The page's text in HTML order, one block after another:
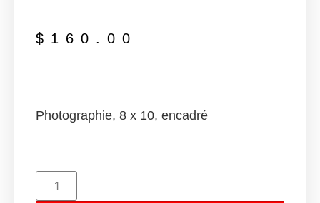
$ 160.00
Photographie, 8 x 10, encadré